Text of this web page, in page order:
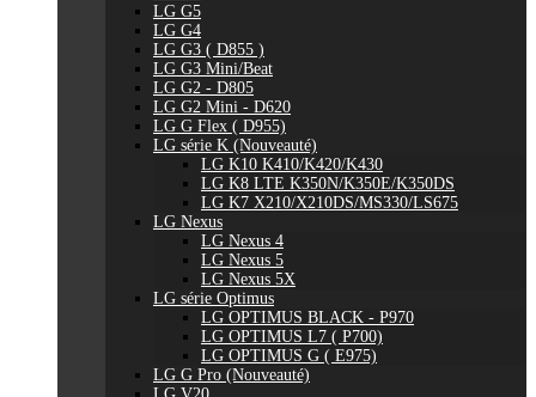
LG G5
LG G4
LG G3 ( D855 )
LG G3 Mini/Beat
LG G2 - D805
LG G2 Mini - D620
LG G Flex ( D955)
LG série K (Nouveauté)
LG K10 K410/K420/K430
LG K8 LTE K350N/K350E/K350DS
LG K7 X210/X210DS/MS330/LS675
LG Nexus
LG Nexus 4
LG Nexus 5
LG Nexus 5X
LG série Optimus
LG OPTIMUS BLACK - P970
LG OPTIMUS L7 ( P700)
LG OPTIMUS G ( E975)
LG G Pro (Nouveauté)